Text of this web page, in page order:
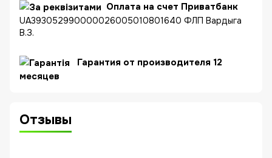
Оплата на счет Приватбанк
UA393052990000026005010801640 ФЛП Вардыга
В.З.
Гарантия от производителя 12
месяцев
Отзывы